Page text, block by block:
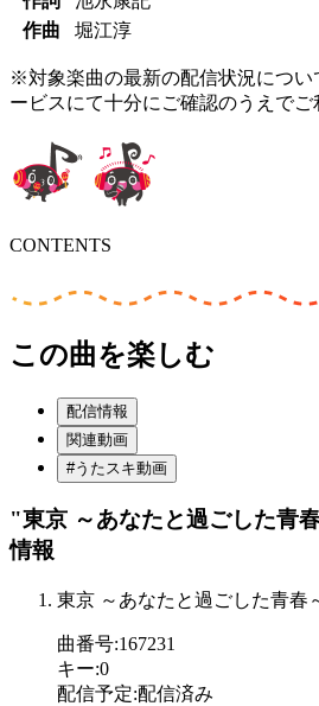
作曲
堀江淳
※対象楽曲の最新の配信状況につい
ービスにて十分にご確認のうえでご
CONTENTS
この曲を楽しむ
配信情報
関連動画
#うたスキ動画
"東京 ～あなたと過ごした青
情報
東京 ～あなたと過ごした青春
曲番号:167231
キー:0
配信予定:配信済み